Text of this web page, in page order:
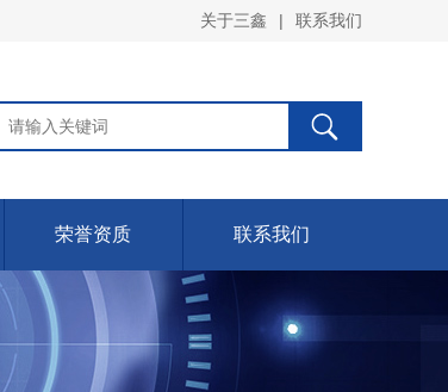
关于三鑫 | 联系我们
荣誉资质 联系我们